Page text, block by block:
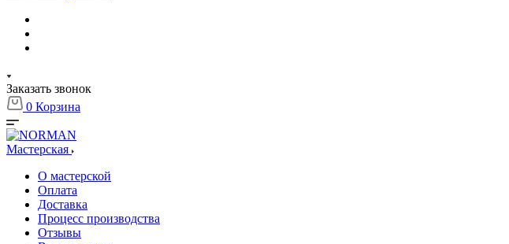
Заказать звонок
0 Корзина
Мастерская
О мастерской
Оплата
Доставка
Процесс производства
Отзывы